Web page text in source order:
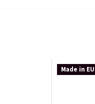
Made in EU